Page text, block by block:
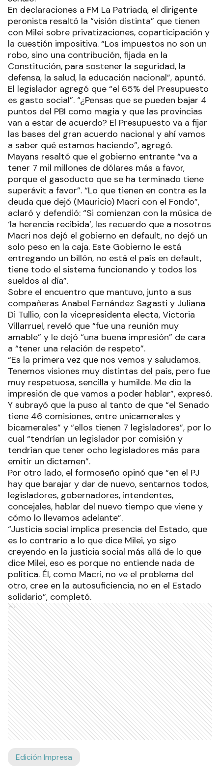
En declaraciones a FM La Patriada, el dirigente
peronista resaltó la “visión distinta” que tienen
con Milei sobre privatizaciones, coparticipación y
la cuestión impositiva. “Los impuestos no son un
robo, sino una contribución, fijada en la
Constitución, para sostener la seguridad, la
defensa, la salud, la educación nacional”, apuntó.
El legislador agregó que “el 65% del Presupuesto
es gasto social”. “¿Pensas que se pueden bajar 4
puntos del PBI como magia y que las provincias
van a estar de acuerdo? El Presupuesto va a fijar
las bases del gran acuerdo nacional y ahí vamos
a saber qué estamos haciendo”, agregó.
Mayans resaltó que el gobierno entrante “va a
tener 7 mil millones de dólares más a favor,
porque el gasoducto que se ha terminado tiene
superávit a favor”. “Lo que tienen en contra es la
deuda que dejó (Mauricio) Macri con el Fondo”,
aclaró y defendió: “Si comienzan con la música de
‘la herencia recibida’, les recuerdo que a nosotros
Macri nos dejó el gobierno en default, no dejó un
solo peso en la caja. Este Gobierno le está
entregando un billón, no está el país en default,
tiene todo el sistema funcionando y todos los
sueldos al día”.
Sobre el encuentro que mantuvo, junto a sus
compañeras Anabel Fernández Sagasti y Juliana
Di Tullio, con la vicepresidenta electa, Victoria
Villarruel, reveló que “fue una reunión muy
amable” y le dejó “una buena impresión” de cara
a “tener una relación de respeto”.
“Es la primera vez que nos vemos y saludamos.
Tenemos visiones muy distintas del país, pero fue
muy respetuosa, sencilla y humilde. Me dio la
impresión de que vamos a poder hablar”, expresó.
Y subrayó que la puso al tanto de que “el Senado
tiene 46 comisiones, entre unicamerales y
bicamerales” y “ellos tienen 7 legisladores”, por lo
cual “tendrían un legislador por comisión y
tendrían que tener ocho legisladores más para
emitir un dictamen”.
Por otro lado, el formoseño opinó que “en el PJ
hay que barajar y dar de nuevo, sentarnos todos,
legisladores, gobernadores, intendentes,
concejales, hablar del nuevo tiempo que viene y
cómo lo llevamos adelante”.
“Justicia social implica presencia del Estado, que
es lo contrario a lo que dice Milei, yo sigo
creyendo en la justicia social más allá de lo que
dice Milei, eso es porque no entiende nada de
política. Él, como Macri, no ve el problema del
otro, cree en la autosuficiencia, no en el Estado
solidario”, completó.
Ads
Edición Impresa